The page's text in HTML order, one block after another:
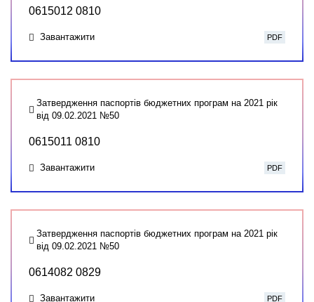
0615012 0810
Завантажити PDF
Затвердження паспортів бюджетних програм на 2021 рік
від 09.02.2021 №50
0615011 0810
Завантажити PDF
Затвердження паспортів бюджетних програм на 2021 рік
від 09.02.2021 №50
0614082 0829
Завантажити PDF